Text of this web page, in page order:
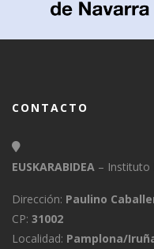
CONTACTO
EUSKARABIDEA – Instituto
Dirección: Paulino
CP: 31002
Localidad: Pamplona/